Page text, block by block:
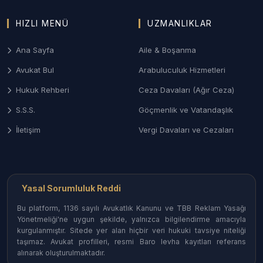
mahkemelerinde; çekişmeli boşanma, velayet,
davalarının titizlikle yürütülmesi.
Ankara’daki savunma sanayii, inşaat ve teknoloji
şirketleri için sözleşme yönetimi, birleşme-devralma
Ankara’nın Hukuk Merkezlerinde
Avukat Arama
Ankara’nın her semtindeki uzmanlara kolayca
ulaşın:
Çankaya ve Balgat Avukatları:
HIZLI MENÜ
Ana Sayfa
Avukat Bul
Hukuk Rehberi
S.S.S.
İletişim
UZMANLIKLAR
Aile & Boşanma
Arabuluculuk Hizmetleri
Ceza Davaları (Ağır Ceza)
Göçmenlik ve Vatandaşlık
Vergi Davaları ve Cezaları
Yasal Sorumluluk Reddi
Bu platform, 1136 sayılı Avukatlık Kanunu ve TBB Reklam Yasağı
Yönetmeliği'ne uygun şekilde, yalnızca bilgilendirme amacıyla
kurgulanmıştır. Sitede yer alan hiçbir veri hukuki tavsiye niteliği
taşımaz. Avukat profilleri, resmi Baro levha kayıtları referans
alınarak oluşturulmaktadır.